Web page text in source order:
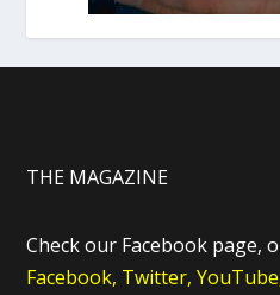
THE MAGAZINE
Check our Facebook page,
Facebook, Twitter,